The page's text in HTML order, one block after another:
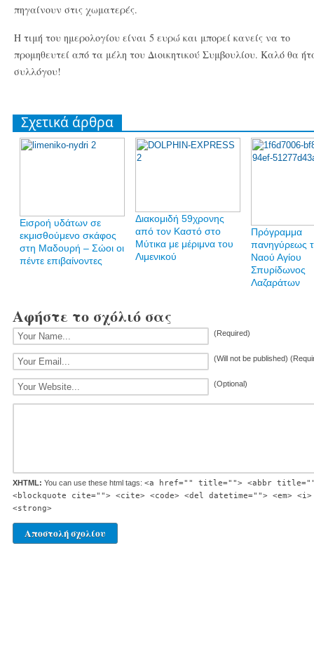
πηγαίνουν στις χωματερές.
Η τιμή του ημερολογίου είναι 5 ευρώ και μπορεί κανείς να το
προμηθευτεί από τα μέλη του Διοικητικού Συμβουλίου. Καλό θα
συλλόγου!
Σχετικά άρθρα
Εισροή υδάτων σε
εκμισθούμενο σκάφος
στη Μαδουρή – Σώοι οι
πέντε επιβαίνοντες
Διακομιδή 59χρονης
από τον Καστό στο
Μύτικα με μέριμνα του
Λιμενικού
Πρόγραμμα
πανηγύρεως
Ναού Αγίου
Σπυρίδωνος
Λαζαράτων
Αφήστε το σχόλιό σας
(Required)
(Will not be published)
(Optional)
XHTML: You can use these html tags: <a href="" title=""> <abbr
<blockquote cite=""> <cite> <code> <del datetime=""> <em>
<strong>